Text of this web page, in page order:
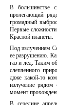
В большинстве
пролегающий
громадный
Первые
Красной планеты.
Под излучением
ее разрушению.
газ и лед. Таким
слепленного
даже какой-то
излучение
момент
В середине